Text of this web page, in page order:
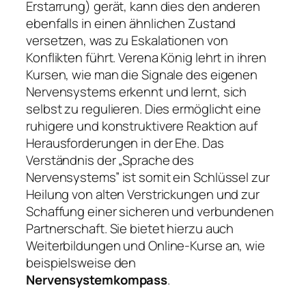
Erstarrung) gerät, kann dies den anderen
ebenfalls in einen ähnlichen Zustand
versetzen, was zu Eskalationen von
Konflikten führt. Verena König lehrt in ihren
Kursen, wie man die Signale des eigenen
Nervensystems erkennt und lernt, sich
selbst zu regulieren. Dies ermöglicht eine
ruhigere und konstruktivere Reaktion auf
Herausforderungen in der Ehe. Das
Verständnis der „Sprache des
Nervensystems” ist somit ein Schlüssel zur
Heilung von alten Verstrickungen und zur
Schaffung einer sicheren und verbundenen
Partnerschaft. Sie bietet hierzu auch
Weiterbildungen und Online-Kurse an, wie
beispielsweise den
Nervensystemkompass.